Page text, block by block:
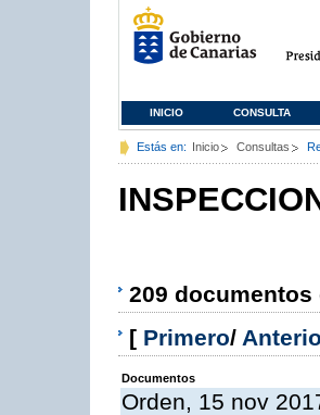
INICIO CONSULTA
Estás en: Inicio Consultas
209
[ Primero/
Documentos
Orden, 15 nov